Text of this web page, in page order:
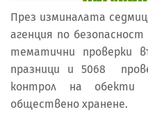
През изминалата
агенция по
тематични проверки
празници и 5068
контрол на
обществено хранене.